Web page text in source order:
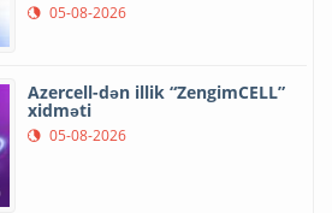
05-08-2026
Azercell-dən illik “ZengimCELL”
xidməti
05-08-2026